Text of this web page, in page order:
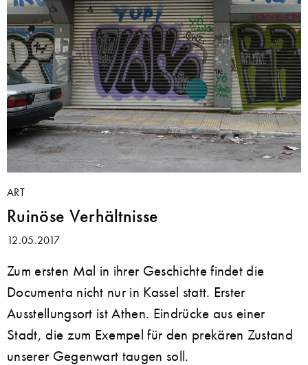
ART
Ruinöse Verhältnisse
12.05.2017
Zum ersten Mal in ihrer Geschichte findet die
Documenta nicht nur in Kassel statt. Erster
Ausstellungsort ist Athen. Eindrücke aus einer
Stadt, die zum Exempel für den prekären Zustand
unserer Gegenwart taugen soll.